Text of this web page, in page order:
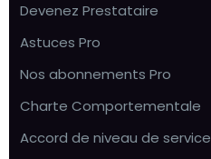
Devenez Prestataire
Astuces Pro
Nos abonnements Pro
Charte Comportementale
Accord de niveau de service